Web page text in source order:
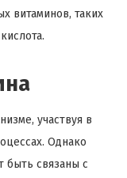
витаминов, таких
участвуя в
Однако
быть связаны с